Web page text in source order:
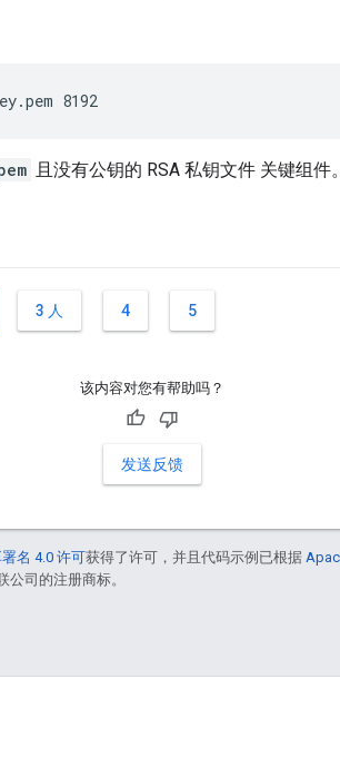
8192
且没有公钥的 RSA 私钥文件 关键组件
3 人 4 5
该内容对您有帮助吗？
发送反馈
名 4.0 许可获得了许可，并且代码示例已根据
公司的注册商标。